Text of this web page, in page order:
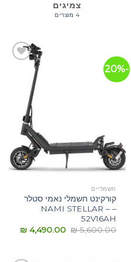
צמיגים
4 מוצרים
-20%
חשמליים
קורקינט חשמלי נאמי סטלר
– NAMI STELLAR –
52V16AH
₪5,600.00
₪4,490.00